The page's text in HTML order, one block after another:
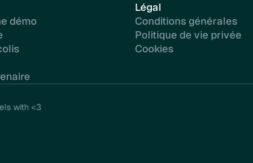
démo
Légal
Conditions générales
Politique de vie privée
Cookies
with <3